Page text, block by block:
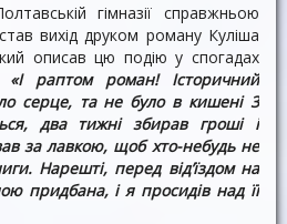
гімназії справжньою
вихід друком роману Куліша
описав цю подію у спогадах
«І раптом роман! Історичний
серце, та не було в кишені 3
два тижні збирав гроші і
за лавкою, щоб хто-небудь не
Нарешті, перед від’їздом на
придбана, і я просидів над її